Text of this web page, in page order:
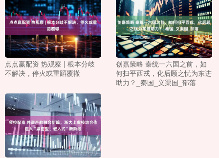
点点赢配资 热观察 | 根本分歧
不解决，停火或重蹈覆辙
创嘉策略 秦统一六国之前，如
何扫平西戎，化后顾之忧为东进
助力？_秦国_义渠国_部落